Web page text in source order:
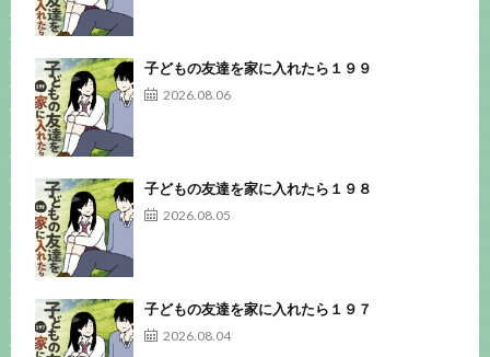
子どもの友達を家に入れたら１９９
2026.08.06
子どもの友達を家に入れたら１９８
2026.08.05
子どもの友達を家に入れたら１９７
2026.08.04